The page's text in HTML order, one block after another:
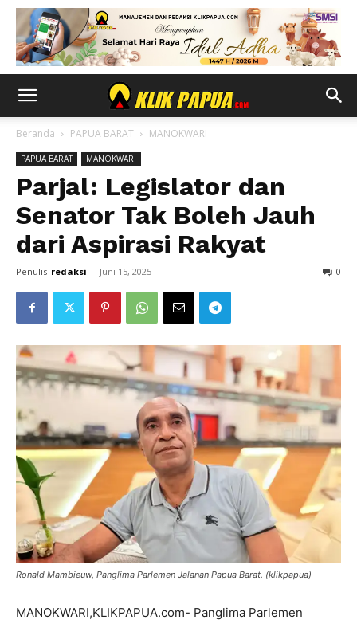
Beranda PAPUA BARAT MANOKWARI
PAPUA BARAT MANOKWARI
Parjal: Legislator dan
Senator Tak Boleh Jauh
dari Aspirasi Rakyat
Penulis redaksi - Juni 15, 2025 0
Ronald Mambieuw, Panglima Parlemen Jalanan Papua Barat. (klikpapua)
MANOKWARI,KLIKPAPUA.com- Panglima Parlemen